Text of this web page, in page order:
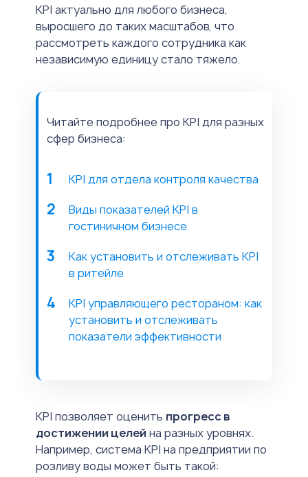
KPI актуально для любого бизнеса,
выросшего до таких масштабов, что
рассмотреть каждого сотрудника как
независимую единицу стало тяжело.
Читайте подробнее про KPI для разных
сфер бизнеса:
KPI для отдела контроля качества
Виды показателей KPI в
гостиничном бизнесе
Как установить и отслеживать KPI
в ритейле
KPI управляющего рестораном: как
установить и отслеживать
показатели эффективности
KPI позволяет оценить прогресс в
достижении целей на разных уровнях.
Например, система KPI на предприятии по
розливу воды может быть такой: